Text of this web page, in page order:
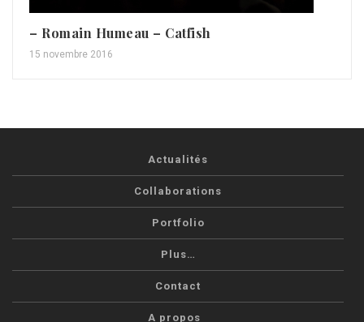
– Romain Humeau – Catfish
15 novembre 2016
Actualités
Collaborations
Portfolio
Plus…
Contact
A propos